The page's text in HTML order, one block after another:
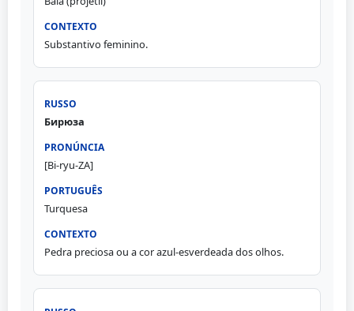
Substantivo feminino.
Бирюза
[Bi-ryu-ZA]
Turquesa
Pedra preciosa ou a cor azul-esverdeada dos olhos.